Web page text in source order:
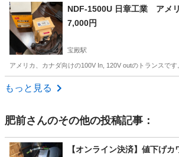
兵庫 加古川市 その他
NDF-1500U 日章工業 アメ
7,000円
宝殿駅
アメリカ、カナダ向けの100V In, 120V outのトランスで
兵庫 加古川市
もっと見る
肥前さんのその他の投稿記事：
【オンライン決済】値下げ